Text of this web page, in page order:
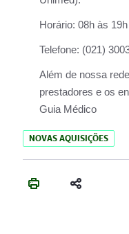
Horário: 08h às 19h
Telefone: (021)
Além de nossa
prestadores e os
Guia Médico
NOVAS AQUISIÇÕES